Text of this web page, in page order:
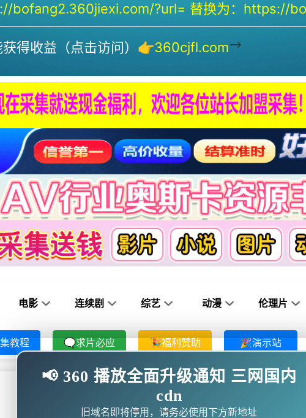
bofang2.360jiexi.com/?url= 替换为：https://
得收益（点击访问）👉360cjfl.com-->
电影 连续剧 综艺 动漫 伦理片
教程 🗨求片必应 🎉福利赞助 🎉演示站
📢 360 播放全面升级通知 三网国内
cdn
旧域名即将停用，请务必使用下方新地址